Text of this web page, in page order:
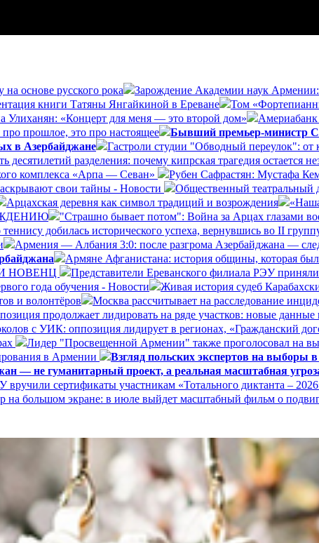
основе русского рока
Зарождение Академии наук
книги Татяны Янгайкиной в Ереване
Том
Улиханян: «Концерт для меня — это второй дом»
Америабанк
прошлое, это про настоящее
Бывший премьер-министр
в Азербайджане
Гастроли студии "Обводный переулок": от
десятилетий разделения: почему кипрская трагедия
комплекса «Арпа — Севан»
Рубен Сафрастян: Мустафа
свои тайны - Новости Общественный театральный
Арцахская деревня как символ традиций и возрождения
"Страшно бывает потом": Война за Арцах глазами
добилась исторического успеха, вернувшись во II
Армения — Албания 3:0: после разгрома Азербайджана —
Армяне Афганистана: история общины, которая
НОВЕНЦ
Представители Ереванского филиала РЭУ
года обучения - Новости
Живая история судеб
и волонтёров
Москва рассчитывает на расследование
продолжает лидировать на ряде участков: новые
с УИК: оппозиция лидирует в регионах, «Гражданский
Лидер "Просвещенной Армении" также проголосовал на
в Армении
Взгляд польских экспертов на
— не гуманитарный проект, а реальная масштабная
сертификаты участникам «Тотального диктанта –
на большом экране: в июле выйдет масштабный фильм о